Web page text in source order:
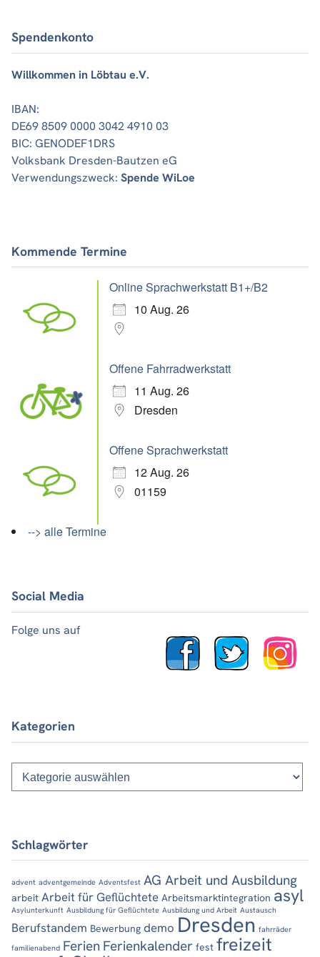
Spendenkonto
Willkommen in Löbtau e.V.
IBAN:
DE69 8509 0000 3042 4910 03
BIC: GENODEF1DRS
Volksbank Dresden-Bautzen eG
Verwendungszweck: Spende WiLoe
Kommende Termine
Online Sprachwerkstatt B1+/B2
10 Aug. 26
Offene Fahrradwerkstatt
11 Aug. 26
Dresden
Offene Sprachwerkstatt
12 Aug. 26
01159
--> alle Termine
Social Media
Folge uns auf
Kategorien
Kategorien
Schlagwörter
advent adventgemeinde Adventsfest AG Arbeit und Ausbildung
arbeit Arbeit für Geflüchtete Arbeitsmarktintegration asyl
Asylunterkunft Ausbildung für Geflüchtete Ausbildung und Arbeit Austausch
Berufstandem Bewerbung demo Dresden fahrräder
familienabend Ferien Ferienkalender fest freizeit